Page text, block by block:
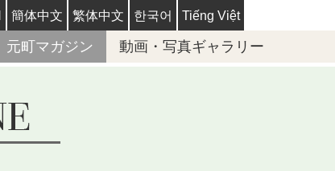
簡体中文 繁体中文 한국어 Tiếng Việt
元町マガジン 動画・写真ギャラリー